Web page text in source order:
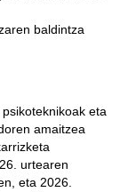
baldintza
eta
amaitzea
urtearen
eta 2026.